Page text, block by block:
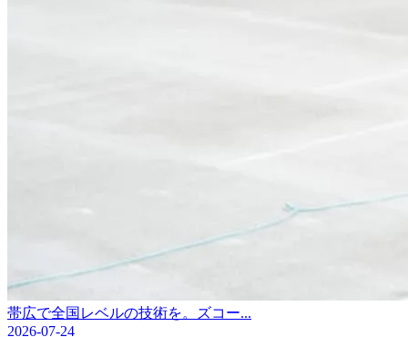
帯広で全国レベルの技術を。ズコー...
2026-07-24